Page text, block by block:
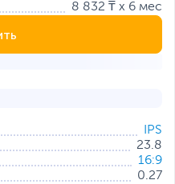
IPS
23.8
16:9
0.27
8 832 ₸ x 6 мес